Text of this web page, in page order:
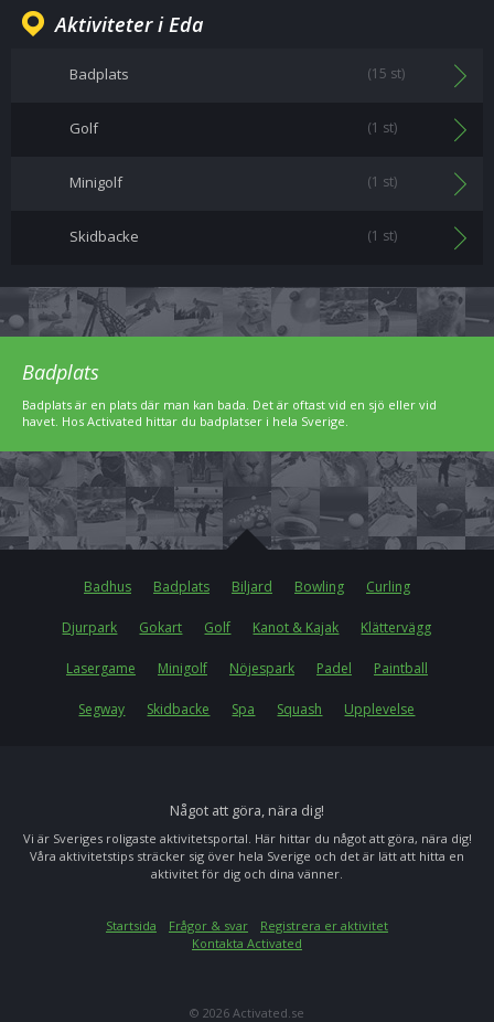
Aktiviteter i Eda
Badplats (15 st)
Golf (1 st)
Minigolf (1 st)
Skidbacke (1 st)
Badplats
Badplats är en plats där man kan bada. Det är oftast vid en sjö eller vid
havet. Hos Activated hittar du badplatser i hela Sverige.
Badhus Badplats Biljard Bowling Curling
Djurpark Gokart Golf Kanot & Kajak Klättervägg
Lasergame Minigolf Nöjespark Padel Paintball
Segway Skidbacke Spa Squash Upplevelse
Något att göra, nära dig!
Vi är Sveriges roligaste aktivitetsportal. Här hittar du något att göra, nära dig!
Våra aktivitetstips sträcker sig över hela Sverige och det är lätt att hitta en
aktivitet för dig och dina vänner.
Startsida Frågor & svar
Registrera er aktivitet
Kontakta Activated
© 2026 Activated.se